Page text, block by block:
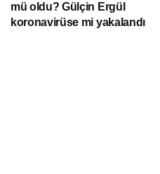
mü oldu? Gülçin Ergül
koronavirüse mi yakalandı